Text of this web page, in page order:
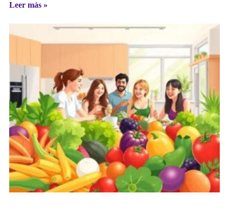
Leer más »